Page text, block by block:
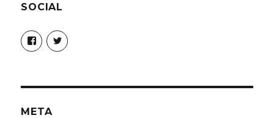
SOCIAL
Profil
von
christoph.fleischer1
anzeigen
Profil
von
anzeigen
META